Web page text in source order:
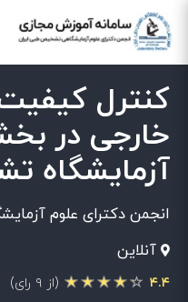
کنترل
خارجی در
آزمایشگاه
انجمن دکترای علوم
آنلاین
۴.۴ (از ۹ رای)